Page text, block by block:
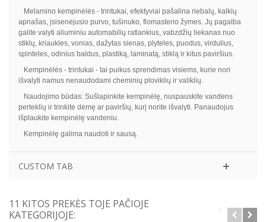
Melamino kempinėlės - trintukai, efektyviai pašalina riebalų, kalkių
apnašas, įsisenėjusio purvo, tušinuko, flomasterio žymes. Jų pagalba
galite valyti aliuminiu automabilių ratlankius, vabzdžių liekanas nuo
stiklų, kriaukles, vonias, dažytas sienas, plyteles, puodus, virdulius,
spinteles, odinius baldus, plastiką, laminatą, stiklą ir kitus paviršius.
Kempinėlės - trintukai - tai puikus sprendimas visiems, kurie nori
išvalyti namus nenaudodami cheminių ploviklių ir valiklių.
Naudojimo būdas: Sušlapinkite kempinėlę, nuspauskite vandens
perteklių ir trinkite dėmę ar paviršių, kurį norite išvalyti. Panaudojus
išplaukite kempinėlę vandeniu.
Kempinėlę galima naudoti ir sausą.
CUSTOM TAB
11 KITOS PREKĖS TOJE PAČIOJE
KATEGORIJOJE: